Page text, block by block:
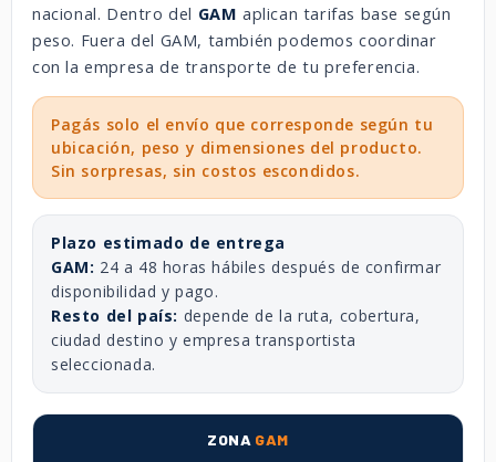
nacional. Dentro del GAM aplican tarifas base según
peso. Fuera del GAM, también podemos coordinar
con la empresa de transporte de tu preferencia.
Pagás solo el envío que corresponde según tu
ubicación, peso y dimensiones del producto.
Sin sorpresas, sin costos escondidos.
Plazo estimado de entrega
GAM: 24 a 48 horas hábiles después de confirmar
disponibilidad y pago.
Resto del país: depende de la ruta, cobertura,
ciudad destino y empresa transportista
seleccionada.
ZONA GAM